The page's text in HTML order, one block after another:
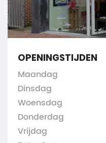
OPENINGSTIJDEN
Maandag
Dinsdag
Woensdag
Donderdag
Vrijdag